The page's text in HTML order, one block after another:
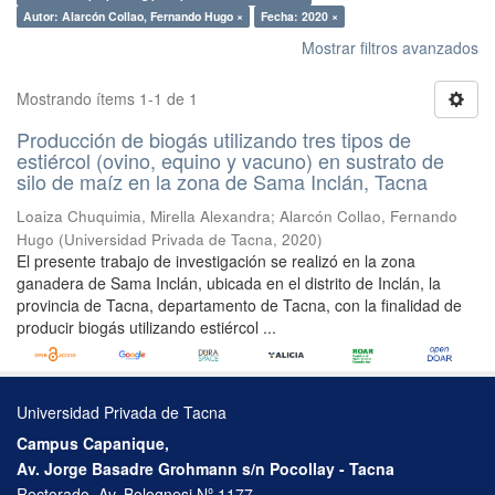
Autor: Alarcón Collao, Fernando Hugo ×
Fecha: 2020 ×
Mostrar filtros avanzados
Mostrando ítems 1-1 de 1
Producción de biogás utilizando tres tipos de
estiércol (ovino, equino y vacuno) en sustrato de
silo de maíz en la zona de Sama Inclán, Tacna
Loaiza Chuquimia, Mirella Alexandra; Alarcón Collao, Fernando
Hugo (Universidad Privada de Tacna, 2020)
El presente trabajo de investigación se realizó en la zona
ganadera de Sama Inclán, ubicada en el distrito de Inclán, la
provincia de Tacna, departamento de Tacna, con la finalidad de
producir biogás utilizando estiércol ...
Universidad Privada de Tacna
Campus Capanique,
Av. Jorge Basadre Grohmann s/n Pocollay - Tacna